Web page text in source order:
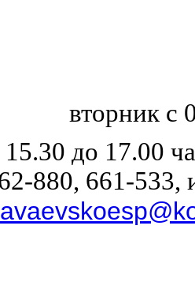
вторник с
15.30 до 17.00
880, 661-533,